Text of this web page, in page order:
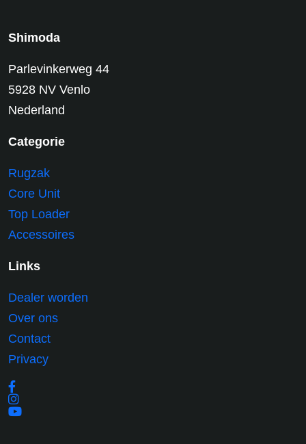
Shimoda
Parlevinkerweg 44
5928 NV Venlo
Nederland
Categorie
Rugzak
Core Unit
Top Loader
Accessoires
Links
Dealer worden
Over ons
Contact
Privacy